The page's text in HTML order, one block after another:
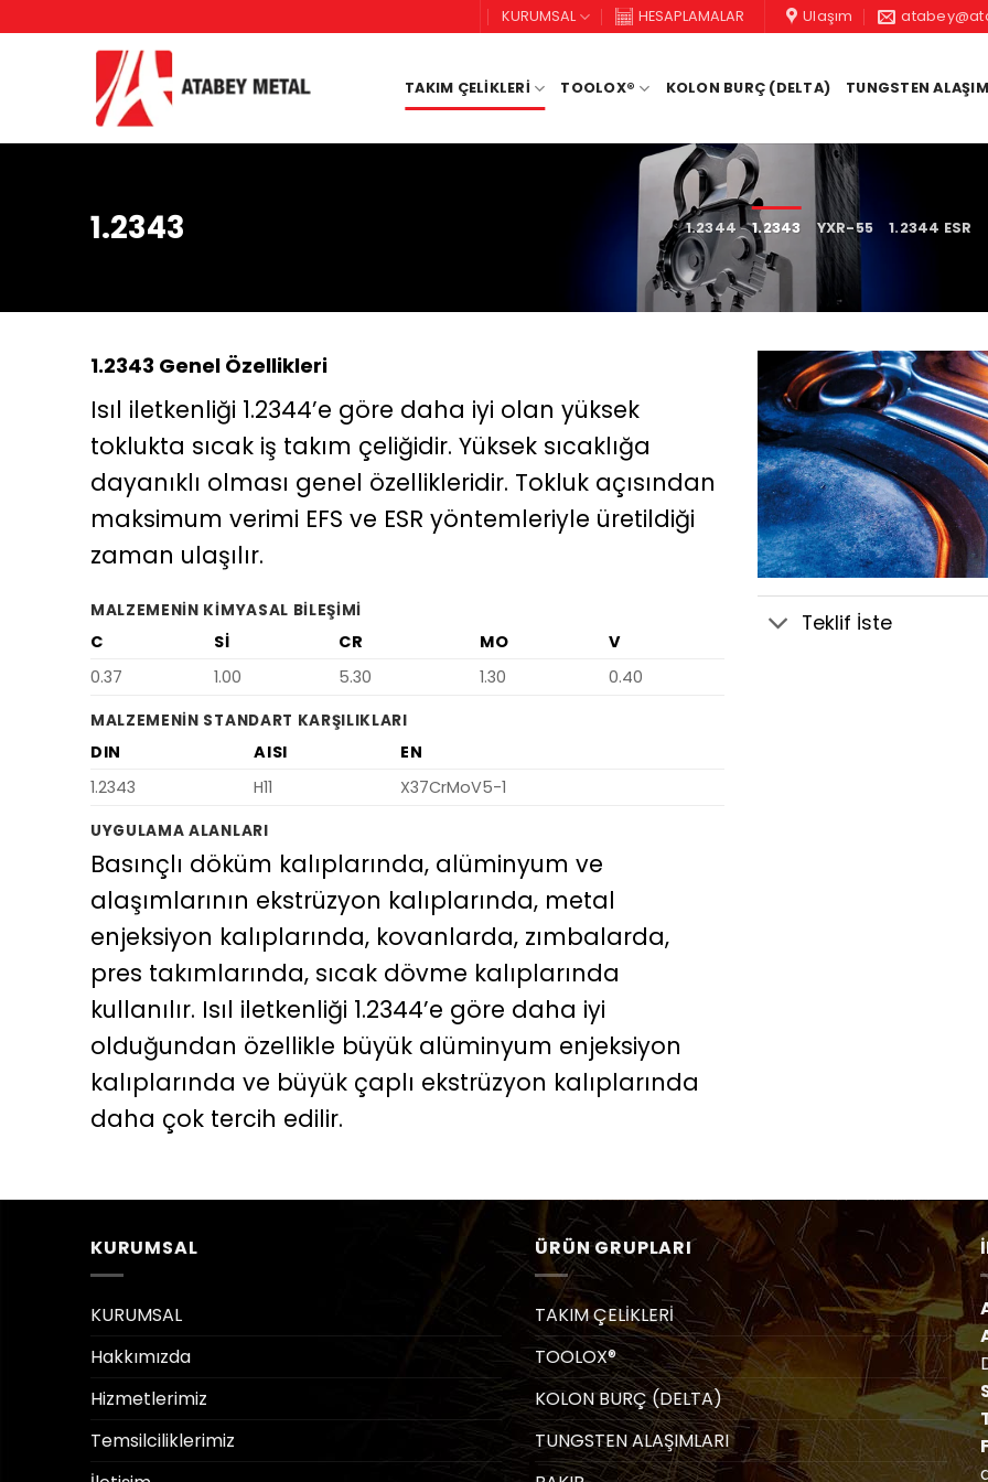
to
KURUMSAL HESAPLAMALAR Ulaşım
TAKIM ÇELİKLERİ TOOLOX® KOLON BURÇ (DELTA) TUNGSTEN
1.2343 1.2344 1.2343 YXR-55 1.2344 ESR
1.2343 Genel Özellikleri
Isıl iletkenliği 1.2344’e göre daha iyi olan yüksek
toklukta sıcak iş takım çeliğidir. Yüksek sıcaklığa
dayanıklı olması genel özellikleridir. Tokluk açısından
maksimum verimi EFS ve ESR yöntemleriyle üretildiği
zaman ulaşılır.
MALZEMENIN KIMYASAL BILEŞIMI
C SI CR MO
V
0.37
1.00 5.30 1.30 0.40
MALZEMENIN STANDART KARŞILIKLARI
DIN AISI
EN
1.2343
H11 X37CrMoV5-1
UYGULAMA ALANLARI
Basınçlı döküm kalıplarında, alüminyum ve
alaşımlarının ekstrüzyon kalıplarında, metal
enjeksiyon kalıplarında, kovanlarda, zımbalarda,
pres takımlarında, sıcak dövme kalıplarında
kullanılır. Isıl iletkenliği 1.2344’e göre daha iyi
olduğundan özellikle büyük alüminyum enjeksiyon
kalıplarında ve büyük çaplı ekstrüzyon kalıplarında
daha çok tercih edilir.
Teklif İste
KURUMSAL
KURUMSAL
Hakkımızda
Hizmetlerimiz
Temsilciliklerimiz
ÜRÜN GRUPLARI
TAKIM ÇELİKLERİ
TOOLOX®
KOLON BURÇ (DELTA)
TUNGSTEN ALAŞIMLARI